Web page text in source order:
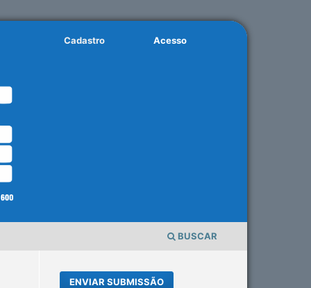
BUSCAR
Cadastro Acesso
ENVIAR SUBMISSÃO